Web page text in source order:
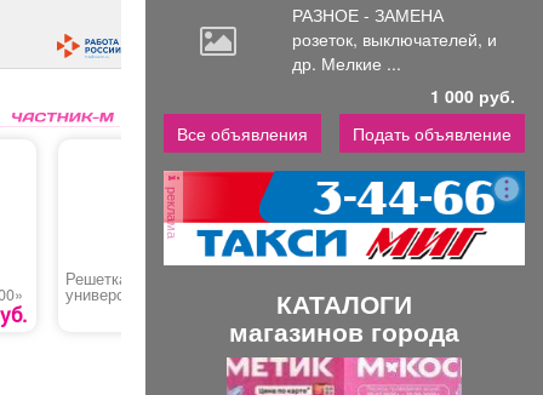
Решетка гриль
универсальная
«Эконом» 191 руб.
РАЗНОЕ - ЗАМЕНА
розеток, выключателей, и
др. Мелкие ...
1 000 руб.
Все объявления
Подать объявление
реклама
КАТАЛОГИ
магазинов города